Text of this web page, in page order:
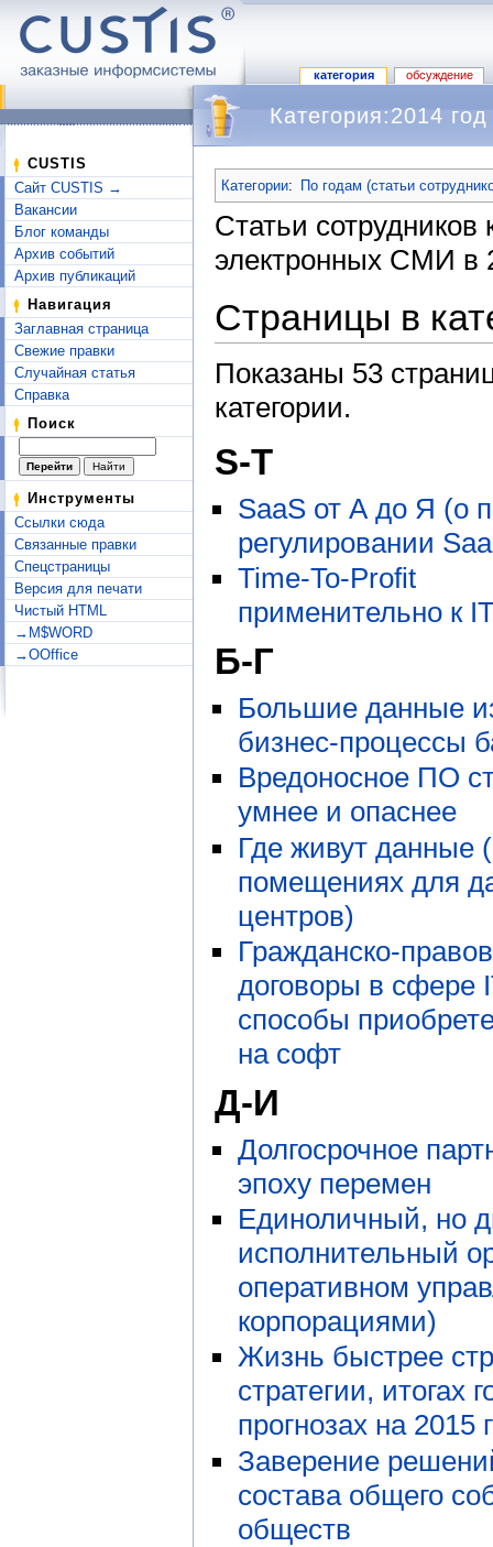
категория обсуждение
CUSTIS
Сайт CUSTIS →
Вакансии
Блог команды
Архив событий
Архив публикаций
Навигация
Заглавная страница
Свежие правки
Случайная статья
Справка
Поиск
Инструменты
Ссылки сюда
Связанные правки
Спецстраницы
Версия для печати
Чистый HTML
→M$WORD
→OOffice
Категория:2014
Категории: По годам (статьи
Статьи
электронных СМИ в
Страницы в
Показаны 53
категории.
S-T
SaaS от А до Я (о
регулировании
Time-To-Profit
применительно к
Б-Г
Большие данные
бизнес-процессы
Вредоносное ПО
умнее и опаснее
Где живут данные
помещениях для
центров)
Гражданско-
договоры в сфере
способы
на софт
Д-И
Долгосрочное
эпоху перемен
Единоличный, но
исполнительный
оперативном
корпорациями)
Жизнь быстрее
стратегии, итогах
прогнозах на 2015
Заверение
состава общего
обществ